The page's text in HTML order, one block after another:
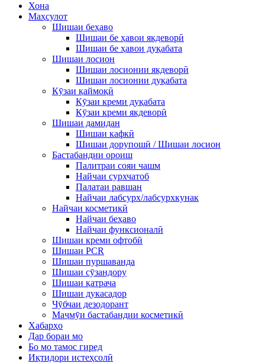
Хона
Маҳсулот
Шишаи беҳаво
Шишаи бе ҳавои якдеворӣ
Шишаи бе ҳавои дуқабата
Шишаи лосион
Шишаи лосионии якдеворӣ
Шишаи лосионии дуқабата
Кӯзаи қаймоқӣ
Кӯзаи креми дуқабата
Кӯзаи креми якдеворӣ
Шишаи дамидан
Шишаи кафкӣ
Шишаи дорупошӣ / Шишаи лосион
Бастабандии ороиш
Палитраи сояи чашм
Найчаи сурхчатоб
Палатаи равшан
Найчаи лабсурх/лабсурхкунак
Найчаи косметикӣ
Найчаи беҳаво
Найчаи функсионалӣ
Шишаи креми офтобӣ
Шишаи PCR
Шишаи пуршаванда
Шишаи сӯзандору
Шишаи қатрача
Шишаи дукасадор
Чӯбчаи дезодорант
Маҷмӯи бастабандии косметикӣ
Хабарҳо
Дар бораи мо
Бо мо тамос гиред
Иқтидори истеҳсолӣ